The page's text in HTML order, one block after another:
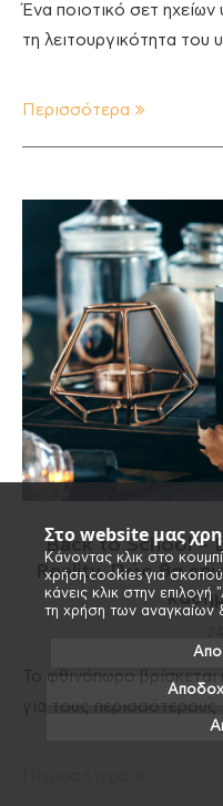
Στο website μας
Κάνοντας κλικ στο
χρήση cookies για
κάνεις κλικ στην
τη χρήση των αναγκαίων
Ένα ποιοτικό σετ ηχείων
τη λειτουργικότητα του
Περισσότερα
Back to School –
Reality. Πώς θα
Το φθινόπωρο βρίσκεται
για τους